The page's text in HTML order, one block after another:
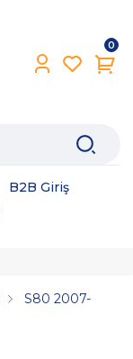
0
B2B Giriş
S80 2007-